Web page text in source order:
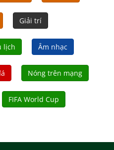
Giải trí
lịch Âm nhạc
Nóng trên mạng
FIFA World Cup